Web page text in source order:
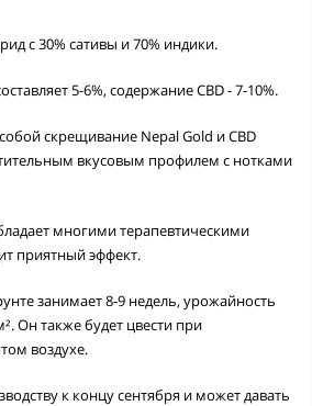
с 30% сативы и 70% индики.
5-6%, содержание CBD - 7-10%.
скрещивание Nepal Gold и CBD
вкусовым профилем с нотками
многими терапевтическими
приятный эффект.
занимает 8-9 недель, урожайность
Он также будет цвести при
воздухе.
к концу сентября и может давать